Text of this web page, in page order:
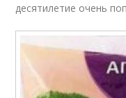
десятилетие очень